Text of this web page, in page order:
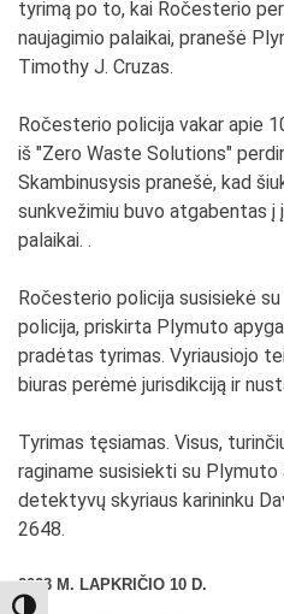
tyrimą po to, kai Ročesterio
naujagimio palaikai, pranešė
Timothy J. Cruzas.
Ročesterio policija vakar apie
iš "Zero Waste Solutions"
Skambinusysis pranešė, kad
sunkvežimiu buvo atgabentas
palaikai. .
Ročesterio policija susisiekė
policija, priskirta Plymuto
pradėtas tyrimas. Vyriausiojo
biuras perėmė jurisdikciją ir
Tyrimas tęsiamas. Visus,
raginame susisiekti su
detektyvų skyriaus karininku
2648.
2023 M. LAPKRIČIO 10 D.